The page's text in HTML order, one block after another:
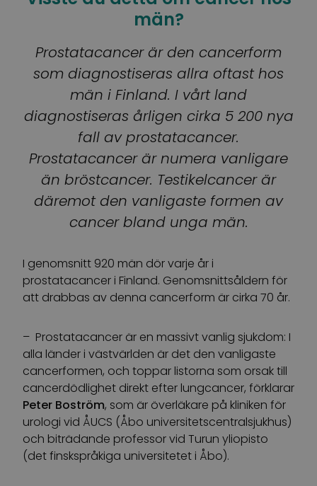
män?
Prostatacancer är den cancerform
som diagnostiseras allra oftast hos
män i Finland. I vårt land
diagnostiseras årligen cirka 5 200 nya
fall av prostatacancer.
Prostatacancer är numera vanligare
än bröstcancer. Testikelcancer är
däremot den vanligaste formen av
cancer bland unga män.
I genomsnitt 920 män dör varje år i
prostatacancer i Finland. Genomsnittsåldern för
att drabbas av denna cancerform är cirka 70 år.
– Prostatacancer är en massivt vanlig sjukdom: I
alla länder i västvärlden är det den vanligaste
cancerformen, och toppar listorna som orsak till
cancerdödlighet direkt efter lungcancer, förklarar
Peter Boström, som är överläkare på kliniken för
urologi vid ÅUCS (Åbo universitetscentralsjukhus)
och biträdande professor vid Turun yliopisto
(det finskspråkiga universitetet i Åbo).